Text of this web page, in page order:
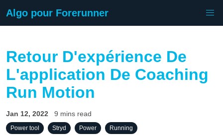
Algo pour Forerunner
Retour D'expérience De
L'application De Coaching
Run Motion
Jan 12, 2022 9 mins read
Power tool Stryd Power Running